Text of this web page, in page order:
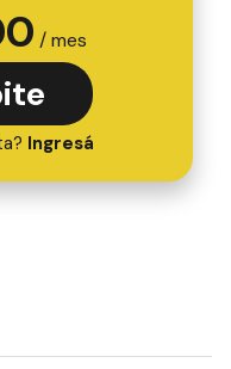
/ mes
Ingresá